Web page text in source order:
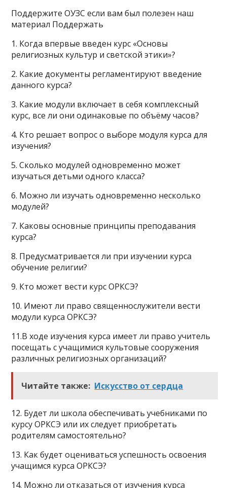
Поддержите ОУЗС если вам был полезен наш
материал Поддержать
1. Когда впервые введен курс «Основы
религиозных культур и светской этики»?
2. Какие документы регламентируют введение
данного курса?
3. Какие модули включает в себя комплексный
курс, все ли они одинаковые по объёму часов?
4. Кто решает вопрос о выборе модуля курса для
изучения?
5. Сколько модулей одновременно может
изучаться детьми одного класса?
6. Можно ли изучать одновременно несколько
модулей?
7. Каковы основные принципы преподавания
курса?
8. Предусматривается ли при изучении курса
обучение религии?
9. Кто может вести курс ОРКСЭ?
10. Имеют ли право священнослужители вести
модули курса ОРКСЭ?
11.В ходе изучения курса имеет ли право учитель
посещать с учащимися культовые сооружения
различных религиозных организаций?
Читайте также: Искусство от сердца
12. Будет ли школа обеспечивать учебниками по
курсу ОРКСЭ или их следует приобретать
родителям самостоятельно?
13. Как будет оцениваться успешность освоения
учащимся курса ОРКСЭ?
14. Можно ли отказаться от изучения курса